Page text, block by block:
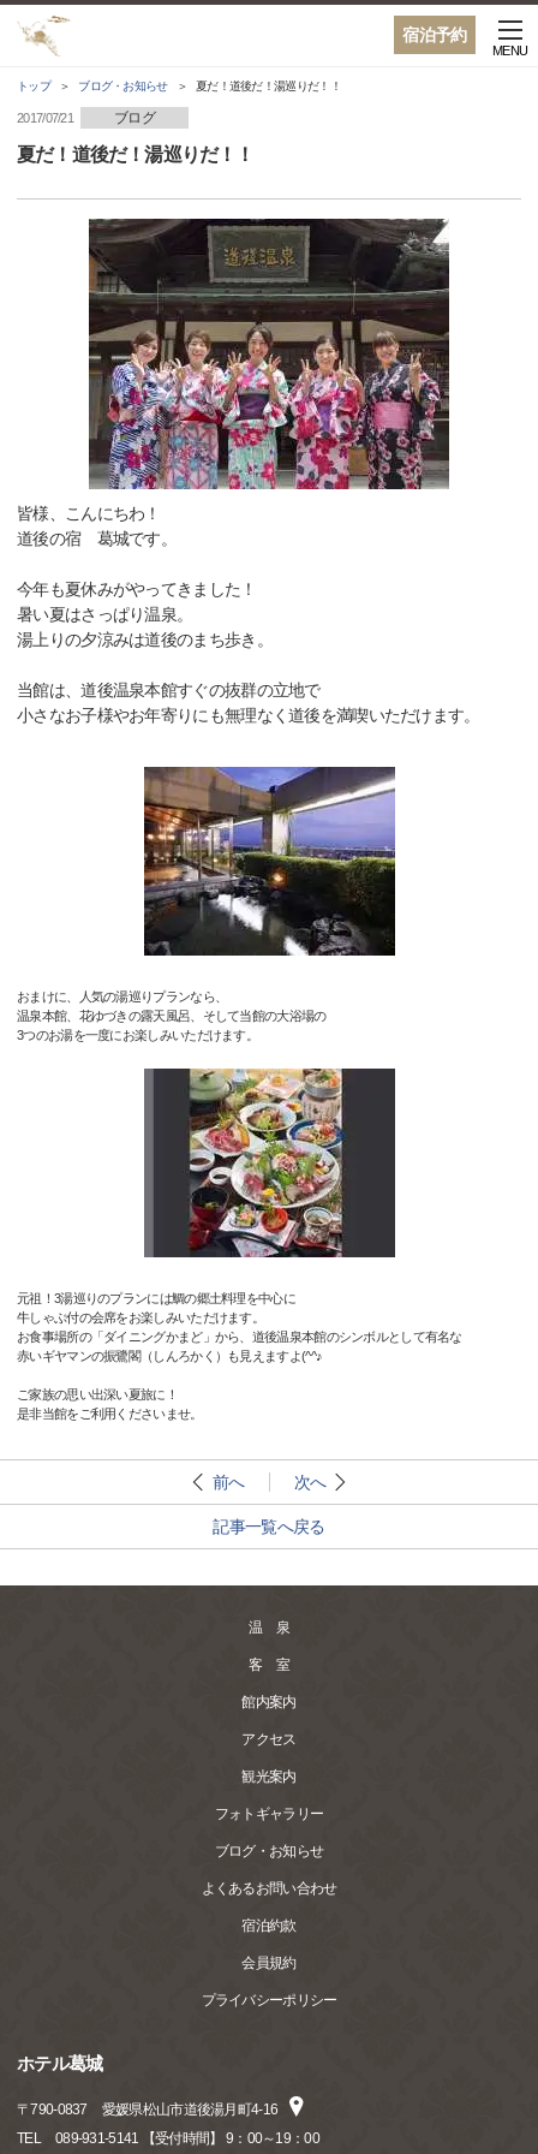
宿泊予約
MENU
トップ ブログ・お知らせ 夏だ！道後だ！湯巡りだ！！
2017/07/21 ブログ
夏だ！道後だ！湯巡りだ！！
皆様、こんにちわ！
道後の宿 葛城です。
今年も夏休みがやってきました！
暑い夏はさっぱり温泉。
湯上りの夕涼みは道後のまち歩き。
当館は、道後温泉本館すぐの抜群の立地で
小さなお子様やお年寄りにも無理なく道後を満喫いただけます。
おまけに、人気の湯巡りプランなら、
温泉本館、花ゆづきの露天風呂、そして当館の大浴場の
3つのお湯を一度にお楽しみいただけます。
元祖！3湯巡りのプランには鯛の郷土料理を中心に
牛しゃぶ付の会席をお楽しみいただけます。
お食事場所の「ダイニングかまど」から、道後温泉本館のシンボルとして有名な
赤いギヤマンの振鷺閣（しんろかく）も見えますよ(^^♪
ご家族の思い出深い夏旅に！
是非当館をご利用くださいませ。
前へ 次へ
記事一覧へ戻る
温 泉
客 室
館内案内
アクセス
観光案内
フォトギャラリー
ブログ・お知らせ
よくあるお問い合わせ
宿泊約款
会員規約
プライバシーポリシー
ホテル葛城
〒790-0837
愛媛県松山市道後湯月町4-16
TEL
089-931-5141 【受付時間】 9：00～19：00